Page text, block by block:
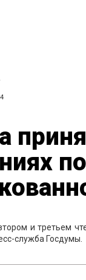
и третьем
служба Госдумы.